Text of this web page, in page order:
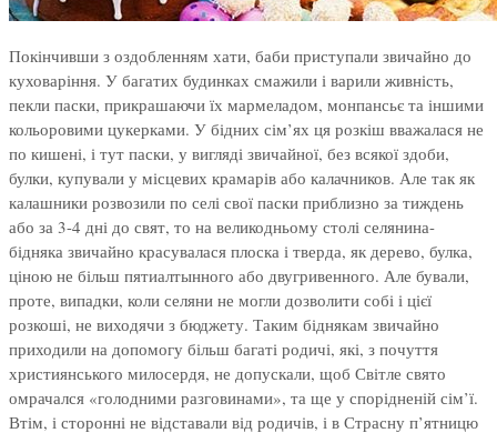
Покінчивши з оздобленням хати, баби приступали звичайно до
куховаріння. У багатих будинках смажили і варили живність,
пекли паски, прикрашаючи їх мармеладом, монпансьє та іншими
кольоровими цукерками. У бідних сім’ях ця розкіш вважалася не
по кишені, і тут паски, у вигляді звичайної, без всякої здоби,
булки, купували у місцевих крамарів або калачников. Але так як
калашники розвозили по селі свої паски приблизно за тиждень
або за 3-4 дні до свят, то на великодньому столі селянина-
бідняка звичайно красувалася плоска і тверда, як дерево, булка,
ціною не більш пятиалтынного або двугривенного. Але бували,
проте, випадки, коли селяни не могли дозволити собі і цієї
розкоші, не виходячи з бюджету. Таким біднякам звичайно
приходили на допомогу більш багаті родичі, які, з почуття
християнського милосердя, не допускали, щоб Світле свято
омрачался «голодними разговинами», та ще у спорідненій сім’ї.
Втім, і сторонні не відставали від родичів, і в Страсну п’ятницю